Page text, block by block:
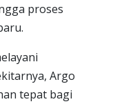
proses
Argo
tepat bagi